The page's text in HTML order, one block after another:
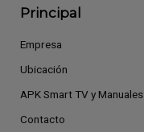
Principal
Empresa
Ubicación
APK Smart TV y Manuales
Contacto